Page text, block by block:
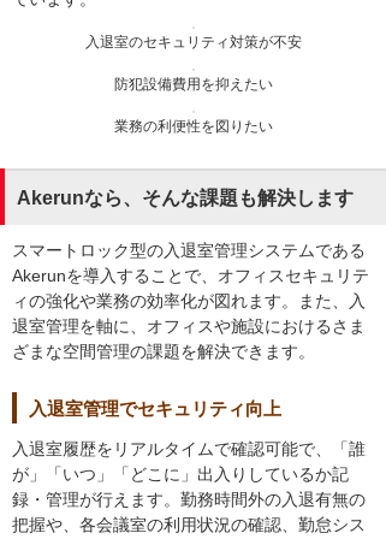
入退室のセキュリティ対策が不安
防犯設備費用を抑えたい
業務の利便性を図りたい
Akerunなら、そんな課題も解決します
スマートロック型の入退室管理システムである
Akerunを導入することで、オフィスセキュリテ
ィの強化や業務の効率化が図れます。また、入
退室管理を軸に、オフィスや施設におけるさま
ざまな空間管理の課題を解決できます。
入退室管理でセキュリティ向上
入退室履歴をリアルタイムで確認可能で、「誰
が」「いつ」「どこに」出入りしているか記
録・管理が行えます。勤務時間外の入退有無の
把握や、各会議室の利用状況の確認、勤怠シス